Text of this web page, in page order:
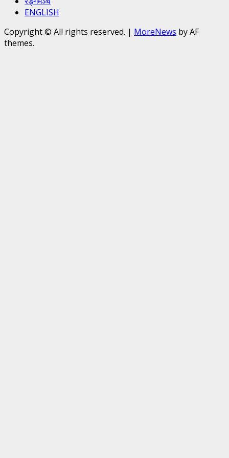
ENGLISH
Copyright © All rights reserved. | MoreNews by AF
themes.